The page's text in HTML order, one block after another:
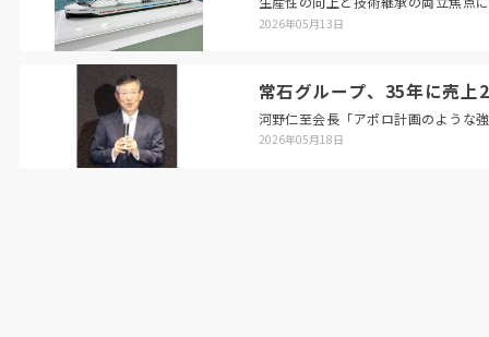
2026年05月13日
常石グループ、35年に売上
河野仁至会長「アポロ計画のような
2026年05月18日